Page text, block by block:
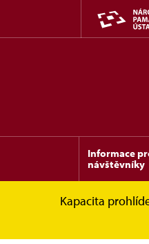
Informace
návštěvníky
Kapacita
Karlštejn